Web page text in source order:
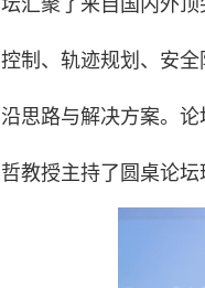
坛汇聚了来自国内外
控制、轨迹规划、安
沿思路与解决方案。
哲教授主持了圆桌论坛